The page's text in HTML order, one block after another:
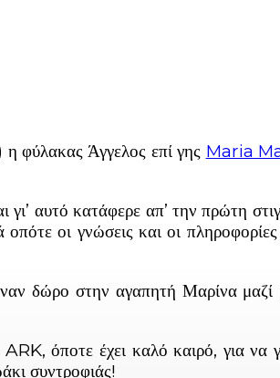
φύλακας Άγγελος επί γης Maria
αυτό κατάφερε απ’ την πρώτη
οπότε οι γνώσεις και οι
δώρο στην αγαπητή Μαρίνα
όποτε έχει καλό καιρό, για να
συντροφιάς!